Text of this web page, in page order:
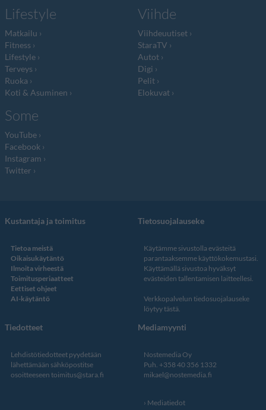
Lifestyle
Matkailu
Fitness
Lifestyle
Terveys
Ruoka
Koti & Asuminen
Viihde
Viihdeuutiset
StaraTV
Autot
Digi
Pelit
Elokuvat
Some
YouTube
Facebook
Instagram
Twitter
Kustantaja ja toimitus
Tietoa meistä
Oikaisukäytäntö
Ilmoita virheestä
Toimitusperiaatteet
Eettiset ohjeet
AI-käytäntö
Tietosuojalauseke
Käytämme sivustolla evästeitä
parantaaksemme käyttökokemustasi.
Käyttämällä sivustoa hyväksyt
evästeiden tallentamisen laitteellesi.
Verkkopalvelun tiedosuojalauseke
löytyy tästä.
Tiedotteet
Lehdistötiedotteet pyydetään
lähettämään sähköpostitse
osoitteeseen toimitus@stara.fi
Mediamyynti
Nostemedia Oy
Puh. +358 40 356 1332
mikael@nostemedia.fi
Mediatiedot